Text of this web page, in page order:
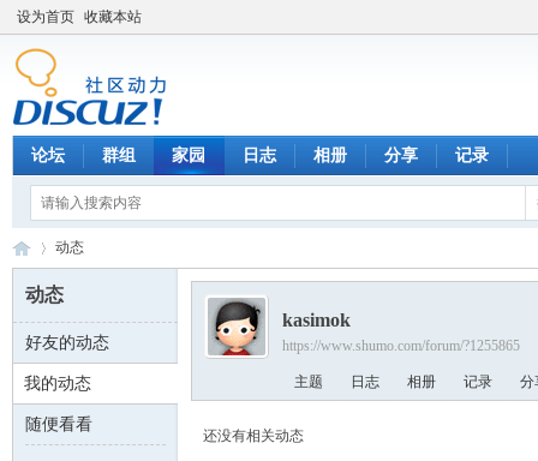
设为首页 收藏本站
论坛 群组 家园 日志 相册 分享 记录
数 ›
动态
动态
好友的动态
我的动态
随便看看
kasimok
https://www.shumo.com/forum/?1255865
主题 日志 相册 记录 分
还没有相关动态